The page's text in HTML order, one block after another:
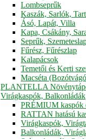
Lombseprűk
Kaszák, Sarlók,
Ásó, Lapát, Villa
Kapa, Csákány,
Seprűk,
Fűrész, Fűrészlap
Kalapácsok
Temetői és Kerti
Macséta
PLANTELLA
Virágkaspók, Balkonládák
PRÉMIUM kaspók
RATTAN hatású
Virágkaspók,
Balkonládák,